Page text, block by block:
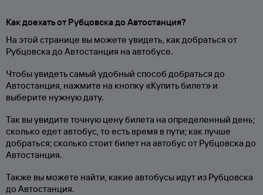
Как доехать от Рубцовска до Автостанция?
На этой странице вы можете увидеть, как добраться от
Рубцовска до Автостанция на автобусе.
Чтобы увидеть самый удобный способ добраться до
Автостанция, нажмите на кнопку «Купить билет» и
выберите нужную дату.
Так вы увидите точную цену билета на определенный день;
сколько едет автобус, то есть время в пути; как лучше
добраться; сколько стоит билет на автобус от Рубцовска до
Автостанция.
Также вы можете найти, какие автобусы идут из Рубцовска
до Автостанция.